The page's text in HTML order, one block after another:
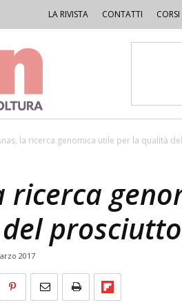
LA RIVISTA CONTATTI CORSI
la ricerca genomica utile per la qualità
ricerca
prosciutto
2017